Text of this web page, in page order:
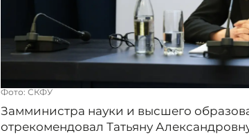
Фото: СКФУ
Замминистра науки и высшего
отрекомендовал Татьяну